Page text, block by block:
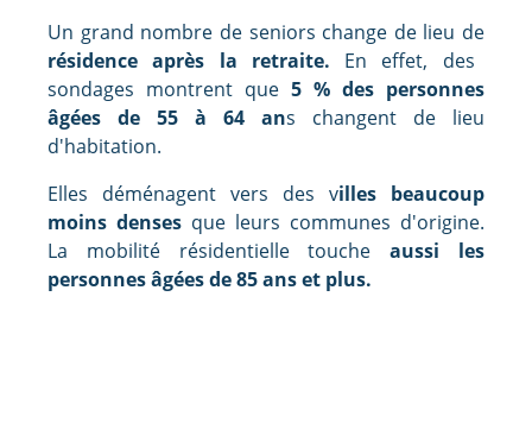
Un grand nombre de seniors change de lieu de
résidence après la retraite. En effet, des
sondages montrent que 5 % des personnes
âgées de 55 à 64 ans changent de lieu
d'habitation.
Elles déménagent vers des villes beaucoup
moins denses que leurs communes d'origine.
La mobilité résidentielle toucheaussi les
personnes âgées de 85 ans et plus.